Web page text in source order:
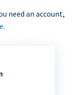
need an account,
.